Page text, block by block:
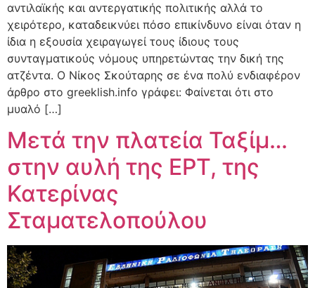
αντιλαϊκής και αντεργατικής πολιτικής αλλά το
χειρότερο, καταδεικνύει πόσο επικίνδυνο είναι όταν η
ίδια η εξουσία χειραγωγεί τους ίδιους τους
συνταγματικούς νόμους υπηρετώντας την δική της
ατζέντα. O Νίκος Σκούταρης σε ένα πολύ ενδιαφέρον
άρθρο στο greeklish.info γράφει: Φαίνεται ότι στο
μυαλό […]
Μετά την πλατεία Ταξίμ…
στην αυλή της ΕΡΤ, της
Κατερίνας
Σταματελοπούλου